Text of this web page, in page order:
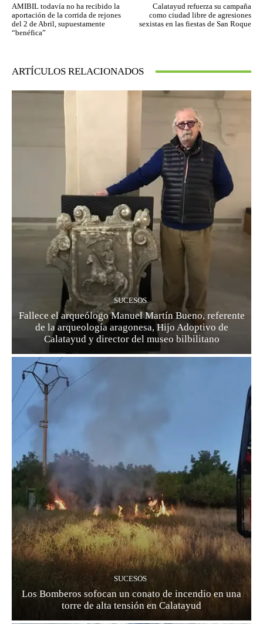
AMIBIL todavía no ha recibido la
aportación de la corrida de rejones
del 2 de Abril, supuestamente
“benéfica”
Calatayud refuerza su campaña
como ciudad libre de agresiones
sexistas en las fiestas de San Roque
ARTÍCULOS RELACIONADOS
SUCESOS
Fallece el arqueólogo Manuel Martín Bueno, referente
de la arqueología aragonesa, Hijo Adoptivo de
Calatayud y director del museo bilbilitano
SUCESOS
Los Bomberos sofocan un conato de incendio en una
torre de alta tensión en Calatayud